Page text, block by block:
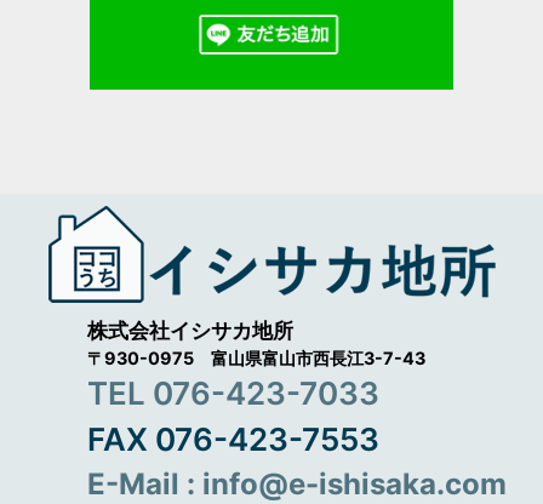
株式会社イシサカ地所
〒930-0975 富山県富山市西長江3-7-43
TEL 076-423-7033
FAX 076-423-7553
E-Mail : info@e-ishisaka.com